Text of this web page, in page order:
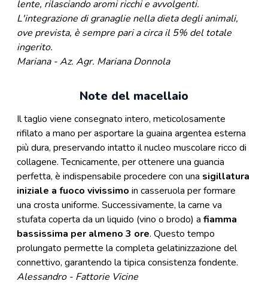
lente, rilasciando aromi ricchi e avvolgenti.
L'integrazione di granaglie nella dieta degli animali,
ove prevista, è sempre pari a circa il 5% del totale
ingerito.
Mariana - Az. Agr. Mariana Donnola
Note del macellaio
Il taglio viene consegnato intero, meticolosamente
rifilato a mano per asportare la guaina argentea esterna
più dura, preservando intatto il nucleo muscolare ricco di
collagene. Tecnicamente, per ottenere una guancia
perfetta, è indispensabile procedere con una sigillatura
iniziale a fuoco vivissimo in casseruola per formare
una crosta uniforme. Successivamente, la carne va
stufata coperta da un liquido (vino o brodo) afiamma
bassissima per almeno 3 ore. Questo tempo
prolungato permette la completa gelatinizzazione del
connettivo, garantendo la tipica consistenza fondente.
Alessandro - Fattorie Vicine